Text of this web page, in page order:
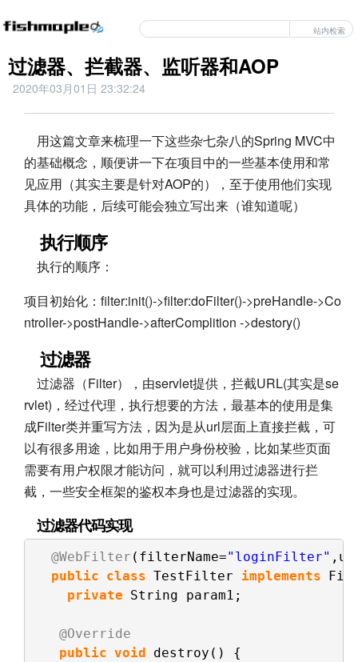
站内检索
过滤器、拦截器、监听器和AOP
2020年03月01日 23:32:24
用这篇文章来梳理一下这些杂七杂八的Spring MVC中
的基础概念，顺便讲一下在项目中的一些基本使用和常
见应用（其实主要是针对AOP的），至于使用他们实现
具体的功能，后续可能会独立写出来（谁知道呢）
执行顺序
执行的顺序：
项目初始化：filter:init()->filter:doFilter()->preHandle->Co
ntroller->postHandle->afterComplition ->destory()
过滤器
过滤器（Filter），由servlet提供，拦截URL(其实是se
rvlet)，经过代理，执行想要的方法，最基本的使用是集
成Filter类并重写方法，因为是从url层面上直接拦截，可
以有很多用途，比如用于用户身份校验，比如某些页面
需要有用户权限才能访问，就可以利用过滤器进行拦
截，一些安全框架的鉴权本身也是过滤器的实现。
过滤器代码实现
@WebFilter (filterName="loginFilter"
public class TestFilter implements
private String param1;
@Override
public void destroy() {